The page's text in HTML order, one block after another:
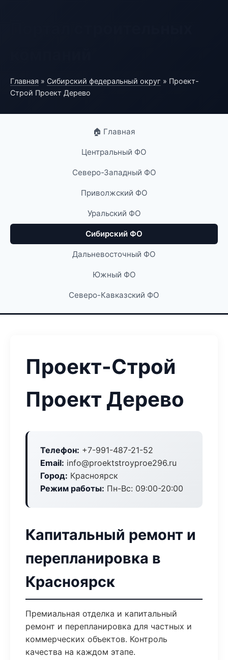
Главная » Сибирский федеральный округ » Проект-
Строй Проект Дерево
🏠 Главная
Центральный ФО
Северо-Западный ФО
Приволжский ФО
Уральский ФО
Сибирский ФО
Дальневосточный ФО
Южный ФО
Северо-Кавказский ФО
Проект-Строй
Проект Дерево
Телефон: +7-991-487-21-52
Email: info@proektstroyproe296.ru
Город: Красноярск
Режим работы: Пн-Вс: 09:00-20:00
Капитальный ремонт и
перепланировка в
Красноярск
Премиальная отделка и капитальный
ремонт и перепланировка для частных и
коммерческих объектов. Контроль
качества на каждом этапе.